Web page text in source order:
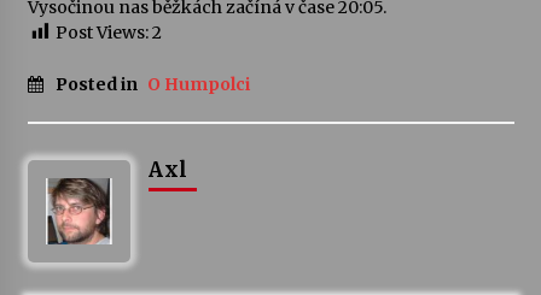
Jenakaši
23. 7. 2026
Vysočinou nas běžkách začíná v čase 20:05.
Post Views:2
Posted in O Humpolci
Axl